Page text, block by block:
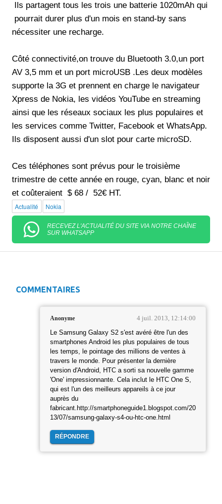
Ils partagent tous les trois une batterie 1020mAh qui
pourrait durer plus d'un mois en stand-by sans
nécessiter une recharge.
Côté connectivité,on trouve du Bluetooth 3.0,un port
AV 3,5 mm et un port microUSB .Les deux modèles
supporte la 3G et prennent en charge le navigateur
Xpress de Nokia, les vidéos YouTube en streaming
ainsi que les réseaux sociaux les plus populaires et
les services comme Twitter, Facebook et WhatsApp.
Ils disposent aussi d'un slot pour carte microSD.
Ces téléphones sont prévus pour le troisième
trimestre de cette année en rouge, cyan, blanc et noir
et coûteraient $ 68 / 52€ HT.
Actualité Nokia
RECEVEZ L'ACTUALITÉ DU SITE VIA NOTRE CHAÎNE
SUR WHATSAPP
COMMENTAIRES
Anonyme 4 juil. 2013, 12:14:00
Le Samsung Galaxy S2 s'est avéré être l'un des
smartphones Android les plus populaires de tous
les temps, le pointage des millions de ventes à
travers le monde. Pour présenter la dernière
version d'Android, HTC a sorti sa nouvelle gamme
'One' impressionnante. Cela inclut le HTC One S,
qui est l'un des meilleurs appareils à ce jour
auprès du
fabricant.http://smartphoneguide1.blogspot.com/20
13/07/samsung-galaxy-s4-ou-htc-one.html
RÉPONDRE